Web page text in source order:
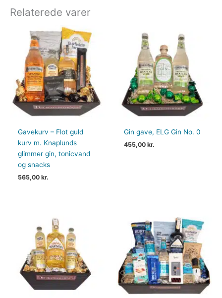
Relaterede varer
Gavekurv – Flot guld
kurv m. Knaplunds
glimmer gin, tonicvand
og snacks
565,00kr.
Gin gave, ELG Gin No. 0
455,00kr.